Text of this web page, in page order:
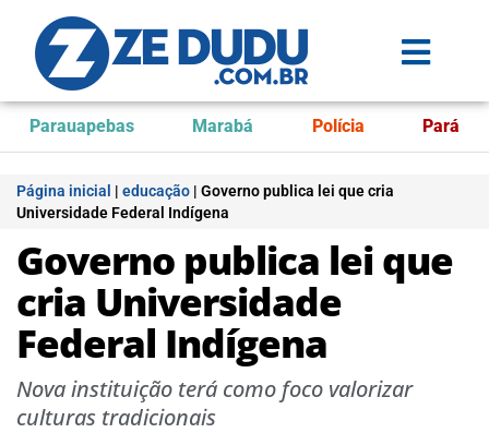
Parauapebas Marabá Polícia Pará
Página inicial | educação | Governo publica lei que cria
Universidade Federal Indígena
Governo publica lei que
cria Universidade
Federal Indígena
Nova instituição terá como foco valorizar
culturas tradicionais